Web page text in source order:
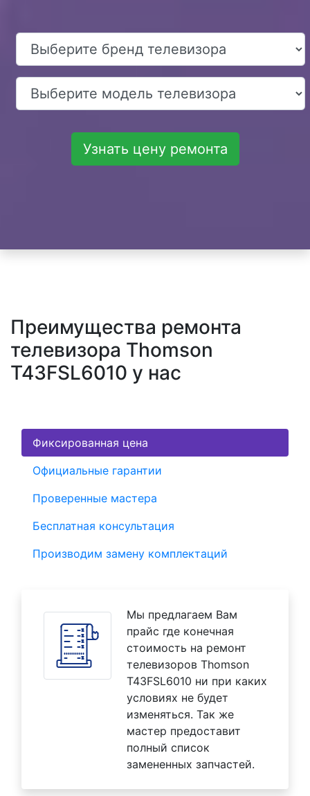
Узнать цену ремонта
Преимущества ремонта
телевизора Thomson
T43FSL6010 у нас
Фиксированная цена
Официальные гарантии
Проверенные мастера
Бесплатная консультация
Производим замену комплектаций
Мы предлагаем Вам
прайс где конечная
стоимость на ремонт
телевизоров Thomson
T43FSL6010 ни при каких
условиях не будет
изменяться. Так же
мастер предоставит
полный список
замененных запчастей.